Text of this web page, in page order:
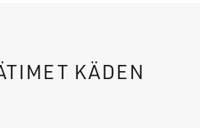
KÄDEN